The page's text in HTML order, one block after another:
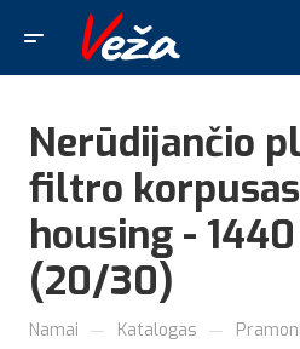
Nerūdijančio
filtro korpusas
housing -
(20/30)
Namai — Katalogas —